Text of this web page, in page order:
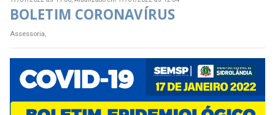
BOLETIM CORONAVÍRUS
Assessoria,